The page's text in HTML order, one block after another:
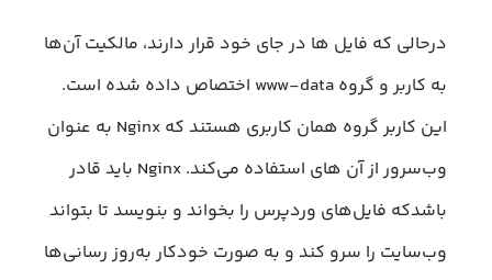
درحالی که فایل ها در جای خود قرار دارند، مالکیت آن‌ها
به کاربر و گروه www-data اختصاص داده شده است.
این کاربر گروه همان کاربری هستند که Nginx به عنوان
وب‌سرور از آن های استفاده می‌کند. Nginx باید قادر
باشدکه فایل‌های وردپرس را بخواند و بنویسد تا بتواند
وب‌سایت را سرو کند و به صورت خودکار به‌روز رسانی‌ها